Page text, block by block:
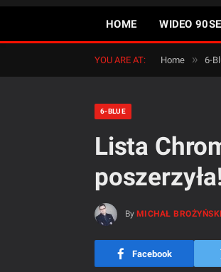
HOME WIDEO
YOU ARE AT: Home » 6-
6-BLUE
Lista
By MICHAŁ BROŻYŃSKI
Facebook